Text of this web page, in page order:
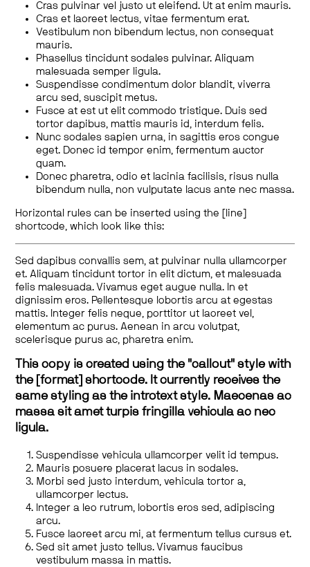
Cras pulvinar vel justo ut eleifend. Ut at enim mauris.
Cras et laoreet lectus, vitae fermentum erat.
Vestibulum non bibendum lectus, non consequat
mauris.
Phasellus tincidunt sodales pulvinar. Aliquam
malesuada semper ligula.
Suspendisse condimentum dolor blandit, viverra
arcu sed, suscipit metus.
Fusce at est ut elit commodo tristique. Duis sed
tortor dapibus, mattis mauris id, interdum felis.
Nunc sodales sapien urna, in sagittis eros congue
eget. Donec id tempor enim, fermentum auctor
quam.
Donec pharetra, odio et lacinia facilisis, risus nulla
bibendum nulla, non vulputate lacus ante nec massa.
Horizontal rules can be inserted using the [line]
shortcode, which look like this:
Sed dapibus convallis sem, at pulvinar nulla ullamcorper
et. Aliquam tincidunt tortor in elit dictum, et malesuada
felis malesuada. Vivamus eget augue nulla. In et
dignissim eros. Pellentesque lobortis arcu at egestas
mattis. Integer felis neque, porttitor ut laoreet vel,
elementum ac purus. Aenean in arcu volutpat,
scelerisque purus ac, pharetra enim.
This copy is created using the "callout" style with
the [format] shortcode. It currently receives the
same styling as the introtext style. Maecenas ac
massa sit amet turpis fringilla vehicula ac nec
ligula.
Suspendisse vehicula ullamcorper velit id tempus.
Mauris posuere placerat lacus in sodales.
Morbi sed justo interdum, vehicula tortor a,
ullamcorper lectus.
Integer a leo rutrum, lobortis eros sed, adipiscing
arcu.
Fusce laoreet arcu mi, at fermentum tellus cursus et.
Sed sit amet justo tellus. Vivamus faucibus
vestibulum massa in mattis.